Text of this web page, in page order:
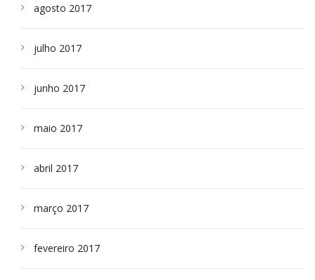
agosto 2017
julho 2017
junho 2017
maio 2017
abril 2017
março 2017
fevereiro 2017